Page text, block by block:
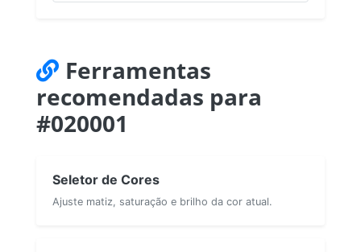
Ferramentas
recomendadas para
#020001
Seletor de Cores
Ajuste matiz, saturação e brilho da cor atual.